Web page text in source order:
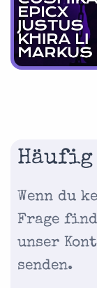
Wenn du
Frage
unser
senden.